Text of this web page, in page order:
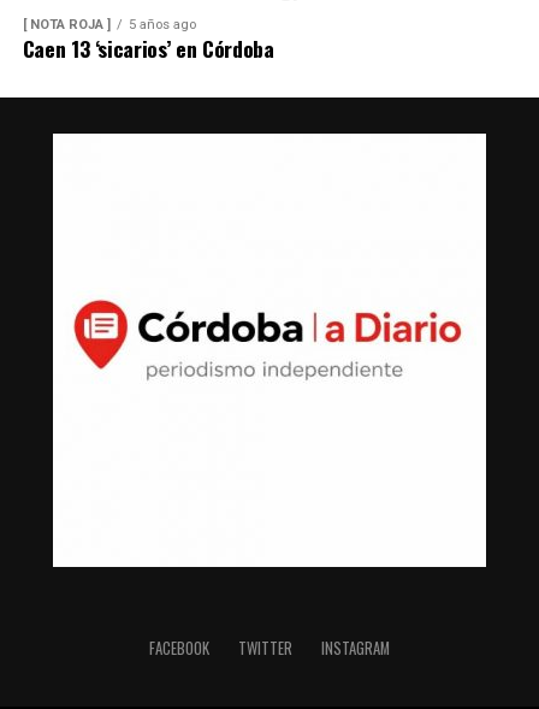
[ NOTA ROJA ] 5 años ago
Caen 13 ‘sicarios’ en Córdoba
FACEBOOK TWITTER INSTAGRAM